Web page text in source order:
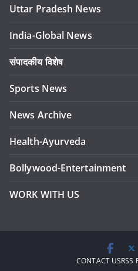
Uttar Pradesh News
India-Global News
संपादकीय विशेष
Sports News
News Archive
Health-Ayurveda
Bollywood-Entertainment
WORK WITH US
CONTACT USRSS